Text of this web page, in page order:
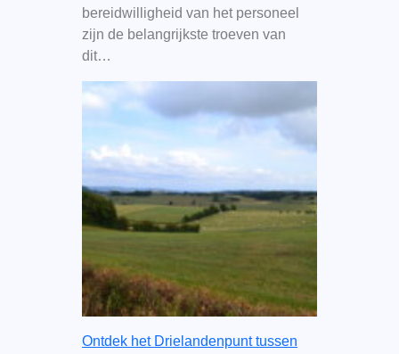
bereidwilligheid van het personeel
zijn de belangrijkste troeven van
dit…
Ontdek het Drielandenpunt tussen